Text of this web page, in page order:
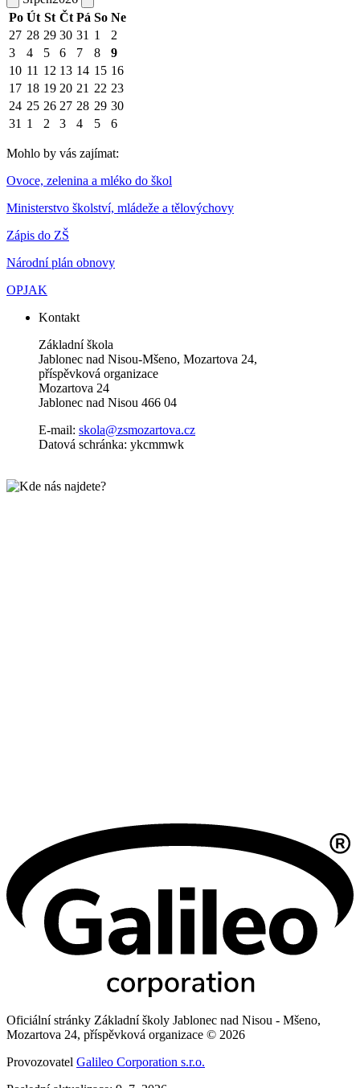
Po Út St Čt Pá So Ne
27 28 29 30 31 1
2
3
4 5 6 7 8
9
10 11 12 13 14 15 16
17 18 19 20 21 22 23
24 25 26 27 28 29 30
31 1 2 3 4 5 6
Mohlo by vás zajímat:
Ovoce, zelenina a mléko do škol
Ministerstvo školství, mládeže a tělovýchovy
Zápis do ZŠ
Národní plán obnovy
OPJAK
Kontakt
Základní škola
Jablonec nad Nisou-Mšeno, Mozartova 24,
příspěvková organizace
Mozartova 24
Jablonec nad Nisou 466 04
E-mail: skola@zsmozartova.cz
Datová schránka: ykcmmwk
Oficiální stránky Základní školy Jablonec nad Nisou - Mšeno,
Mozartova 24, příspěvková organizace © 2026
Provozovatel Galileo Corporation s.r.o.